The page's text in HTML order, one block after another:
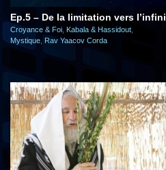
Ep.5 – De la limitation vers l’infini
Croyance & Foi Kabala & Hassidout
Mystique Rav Yaacov Corda